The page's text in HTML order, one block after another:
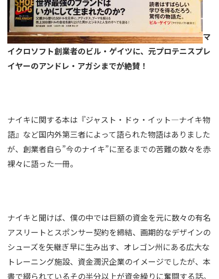
マ
イクロソフト創業者のビル・ゲイツに、元プロテニスプレ
イヤーのアンドレ・アガシまでが絶賛！
ナイキに関する本は『ジャスト・ドゥ・イット―ナイキ物
語』など国内外第三者によって語られた物語はありました
が、創業者自ら”今のナイキ”に至るまでの苦難の数々を赤
裸々に語った一冊。
ナイキと聞けば、僕の中では巨額の資金を元に数々の有名
アスリートとスポンサー契約を締結、画期的なデザインの
シューズを矢継ぎ早に生み出す、オレゴン州にある広大な
トレーニング施設、資金潤沢企業のイメージでしたが、本
書で綴られているその半分以上が資金繰りに奮闘する話。